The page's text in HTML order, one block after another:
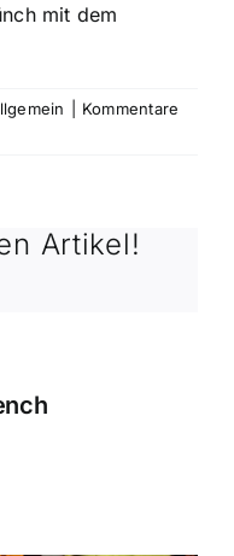
mit dem
Kommentare
Artikel!